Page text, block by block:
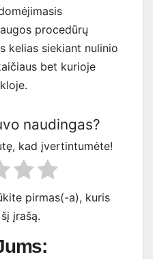
procedūrų
kelias siekiant nulinio
bet kurioje
naudingas?
kad įvertintumėte!
pirmas(-a), kuris
įrašą.